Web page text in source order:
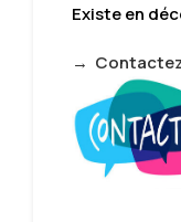
Existe en
→